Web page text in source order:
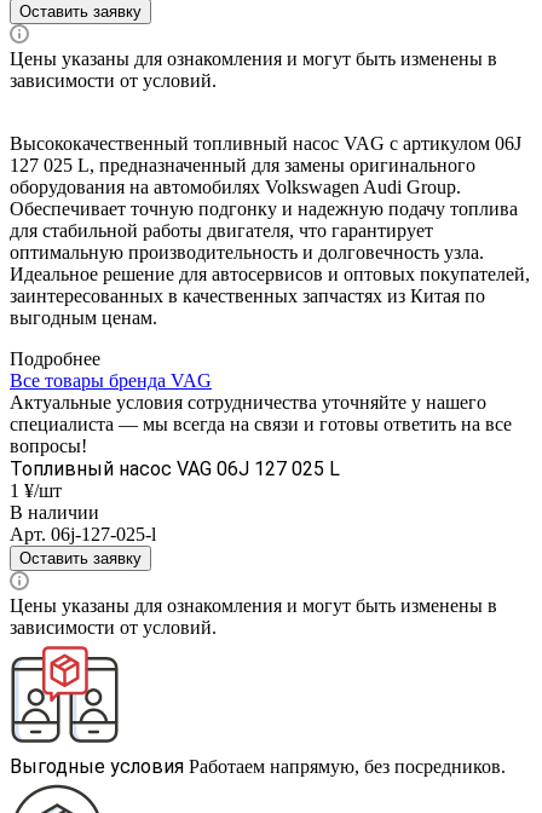
Оставить заявку
Цены указаны для ознакомления и могут быть изменены в
зависимости от условий.
Высококачественный топливный насос VAG с артикулом 06J
127 025 L, предназначенный для замены оригинального
оборудования на автомобилях Volkswagen Audi Group.
Обеспечивает точную подгонку и надежную подачу топлива
для стабильной работы двигателя, что гарантирует
оптимальную производительность и долговечность узла.
Идеальное решение для автосервисов и оптовых покупателей,
заинтересованных в качественных запчастях из Китая по
выгодным ценам.
Подробнее
Все товары бренда VAG
Актуальные условия сотрудничества уточняйте у нашего
специалиста — мы всегда на связи и готовы ответить на все
вопросы!
Топливный насос VAG 06J 127 025 L
1 ¥/шт
В наличии
Арт. 06j-127-025-l
Оставить заявку
Цены указаны для ознакомления и могут быть изменены в
зависимости от условий.
Выгодные условия Работаем напрямую, без посредников.